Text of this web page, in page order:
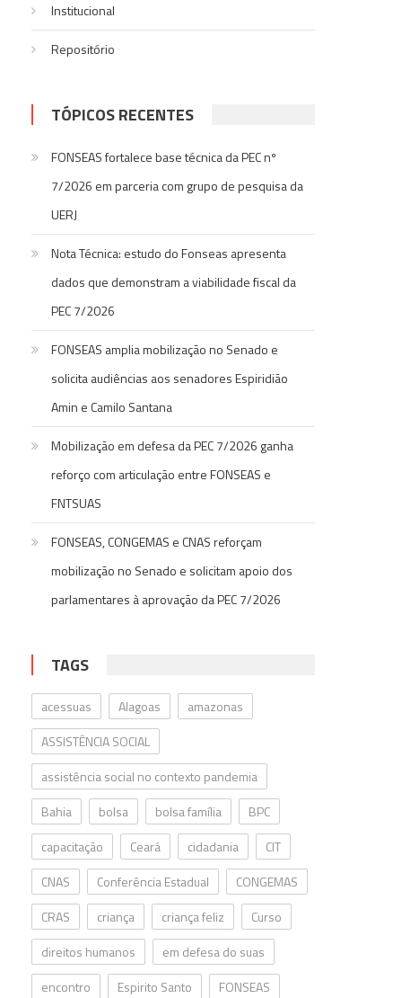
Institucional
Repositório
TÓPICOS RECENTES
FONSEAS fortalece base técnica da PEC nº
7/2026 em parceria com grupo de pesquisa da
UERJ
Nota Técnica: estudo do Fonseas apresenta
dados que demonstram a viabilidade fiscal da
PEC 7/2026
FONSEAS amplia mobilização no Senado e
solicita audiências aos senadores Espiridião
Amin e Camilo Santana
Mobilização em defesa da PEC 7/2026 ganha
reforço com articulação entre FONSEAS e
FNTSUAS
FONSEAS, CONGEMAS e CNAS reforçam
mobilização no Senado e solicitam apoio dos
parlamentares à aprovação da PEC 7/2026
TAGS
acessuas Alagoas
amazonas
ASSISTÊNCIA SOCIAL
assistência social no contexto pandemia
Bahia
bolsa bolsa família
BPC
capacitação
Ceará cidadania
CIT
CNAS
Conferência Estadual
CONGEMAS
CRAS
criança criança feliz
Curso
direitos humanos
em defesa do suas
encontro
Espirito Santo
FONSEAS